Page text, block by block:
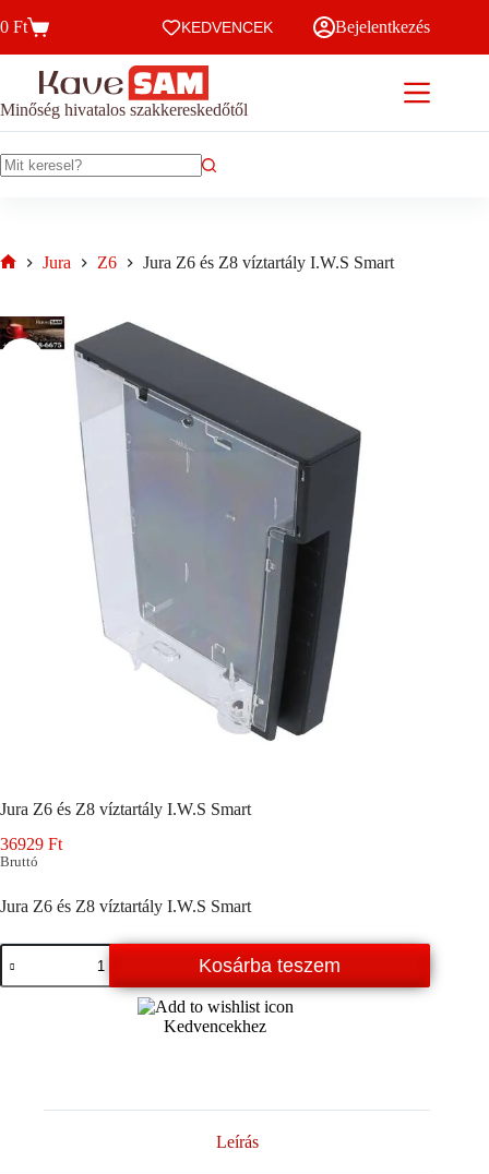
to
Kosár
0 Ft KEDVENCEK Bejelentkezés
Minőség hivatalos szakkereskedőtől
Jura Z6 Jura Z6 és Z8 víztartály I.W.S Smart
Jura Z6 és Z8 víztartály I.W.S Smart
36929 Ft
Bruttó
Jura Z6 és Z8 víztartály I.W.S Smart
Jura
Z6
és
Kosárba teszem
Kedvencekhez
Leírás